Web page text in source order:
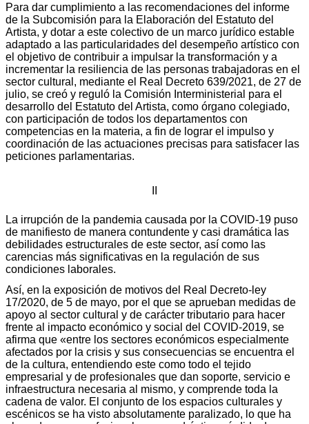
Para dar cumplimiento a las recomendaciones del informe
de la Subcomisión para la Elaboración del Estatuto del
Artista, y dotar a este colectivo de un marco jurídico estable
adaptado a las particularidades del desempeño artístico con
el objetivo de contribuir a impulsar la transformación y a
incrementar la resiliencia de las personas trabajadoras en el
sector cultural, mediante el Real Decreto 639/2021, de 27 de
julio, se creó y reguló la Comisión Interministerial para el
desarrollo del Estatuto del Artista, como órgano colegiado,
con participación de todos los departamentos con
competencias en la materia, a fin de lograr el impulso y
coordinación de las actuaciones precisas para satisfacer las
peticiones parlamentarias.
La irrupción de la pandemia causada por la COVID-19 puso
de manifiesto de manera contundente y casi dramática las
debilidades estructurales de este sector, así como las
carencias más significativas en la regulación de sus
condiciones laborales.
Así, en la exposición de motivos del Real Decreto-ley
17/2020, de 5 de mayo, por el que se aprueban medidas de
apoyo al sector cultural y de carácter tributario para hacer
frente al impacto económico y social del COVID-2019, se
afirma que «entre los sectores económicos especialmente
afectados por la crisis y sus consecuencias se encuentra el
de la cultura, entendiendo este como todo el tejido
empresarial y de profesionales que dan soporte, servicio e
infraestructura necesaria al mismo, y comprende toda la
cadena de valor. El conjunto de los espacios culturales y
escénicos se ha visto absolutamente paralizado, lo que ha